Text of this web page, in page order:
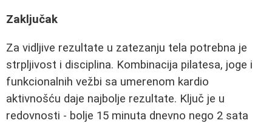
Zaključak
Za vidljive rezultate u zatezanju tela potrebna je
strpljivost i disciplina. Kombinacija pilatesa, joge i
funkcionalnih vežbi sa umerenom kardio
aktivnošću daje najbolje rezultate. Ključ je u
redovnosti - bolje 15 minuta dnevno nego 2 sata